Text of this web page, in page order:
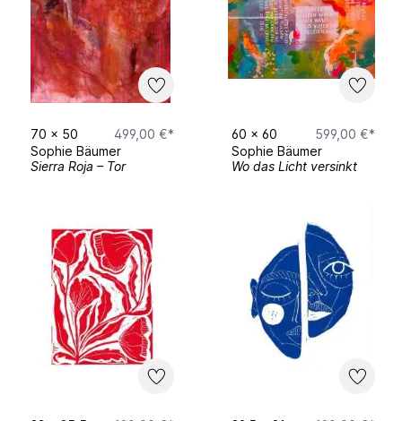
70 x 50
499,00 €*
Sophie Bäumer
Sierra Roja – Tor
60 x 60
599,00 €*
Sophie Bäumer
Wo das Licht versinkt